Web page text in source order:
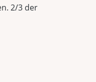
2/3 der